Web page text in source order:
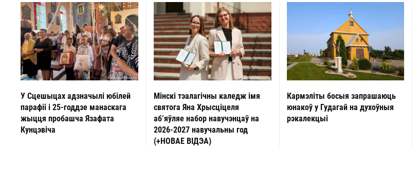
У Сцешыцах адзначылі юбілей
парафіі і 25-годдзе манаскага
жыцця пробашча Язафата
Кунцэвіча
Мінскі тэалагічны каледж імя
святога Яна Хрысціцеля
аб’яўляе набор навучэнцаў на
2026-2027 навучальны год
(+НОВАЕ ВІДЭА)
Кармэліты босыя запрашаюць
юнакоў у Гудагай на духоўныя
рэкалекцыі